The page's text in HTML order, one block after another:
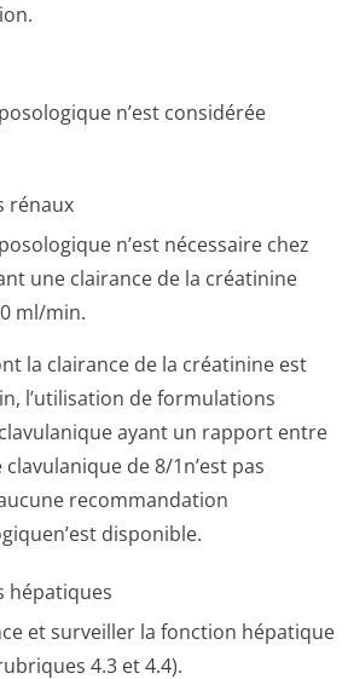
n’est considérée
rénaux
n’est nécessaire chez
une clairance de la créatinine
ml/min.
la clairance de la créatinine est
l’utilisation de formulations
ayant un rapport entre
de 8/1n’est pas
recommandation
disponible.
hépatiques
et surveiller la fonction hépatique
4.3 et 4.4).